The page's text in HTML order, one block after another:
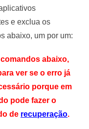
e exclua os
abaixo, um por um:
abaixo,
ver se o erro já
porque em
pode fazer o
de recuperação.